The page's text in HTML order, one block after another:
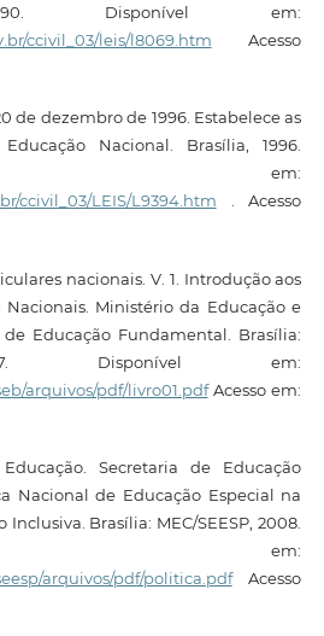
Disponível em:
ccivil_03/leis/l8069.htm Acesso
de dezembro de 1996. Estabelece as
Nacional. Brasília, 1996.
em:
ccivil_03/LEIS/L9394.htm . Acesso
nacionais. V. 1. Introdução aos
Nacionais. Ministério da Educação e
Educação Fundamental. Brasília:
Disponível em:
arquivos/pdf/livro01.pdfAcesso em:
Secretaria de Educação
Nacional de Educação Especial na
Brasília: MEC/SEESP, 2008.
em:
arquivos/pdf/politica.pdfAcesso